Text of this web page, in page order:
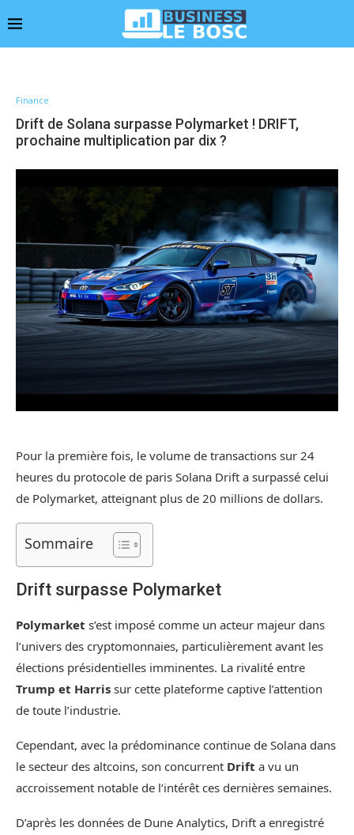
Finance
Drift de Solana surpasse Polymarket ! DRIFT,
prochaine multiplication par dix ?
Pour la première fois, le volume de transactions sur 24
heures du protocole de paris Solana Drift a surpassé celui
de Polymarket, atteignant plus de 20 millions de dollars.
Sommaire
Drift surpasse Polymarket
Polymarket s’est imposé comme un acteur majeur dans
l’univers des cryptomonnaies, particulièrement avant les
élections présidentielles imminentes. La rivalité entre
Trump et Harris sur cette plateforme captive l’attention
de toute l’industrie.
Cependant, avec la prédominance continue de Solana dans
le secteur des altcoins, son concurrent Drift a vu un
accroissement notable de l’intérêt ces dernières semaines.
D’après les données de Dune Analytics, Drift a enregistré